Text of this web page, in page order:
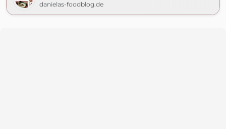
danielas-foodblog.de